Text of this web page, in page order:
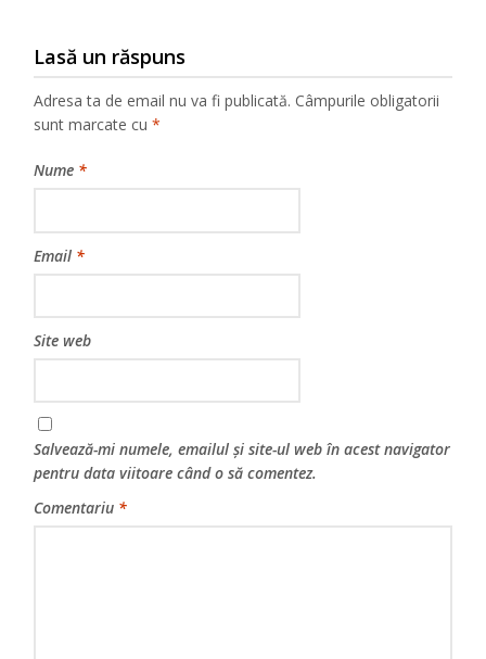
Lasă un răspuns
Adresa ta de email nu va fi publicată. Câmpurile obligatorii
sunt marcate cu*
Nume *
Email *
Site web
Salvează-mi numele, emailul și site-ul web în acest navigator
pentru data viitoare când o să comentez.
Comentariu *